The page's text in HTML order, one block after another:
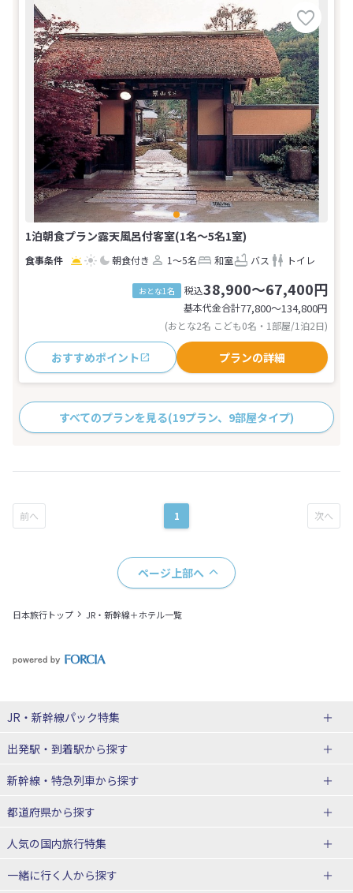
1泊朝食プラン露天風呂付客室(1名～5名1室)
朝食付き 1～5名 和室 バス トイレ
おとな1名 税込38,900～67,400円
基本代金合計77,800〜134,800円
(おとな2名 こども0名・1部屋/1泊2日)
おすすめポイント プランの詳細
すべてのプランを見る(19プラン、9部屋タイプ)
1
ページ上部へ
日本旅行トップ JR・新幹線＋ホテル一覧
JR・新幹線パック特集
JR・新幹線＋ホテルパック
出張パック
出発駅・到着駅から探す
秋田⇔東京 新幹線パック
仙台→東京 新幹線パック
富山⇔東京 新幹線パック
東京→仙台 新幹線パック
新幹線・特急列車から探す
北海道新幹線 旅行
山形新幹線 旅行
東海道新幹線 旅行
都道府県から探す
北海道旅行・ツアー
人気の国内旅行特集
東京ディズニーリゾート®への旅
ユニバーサル・スタジオ・ジャパ
一緒に行く人から探す